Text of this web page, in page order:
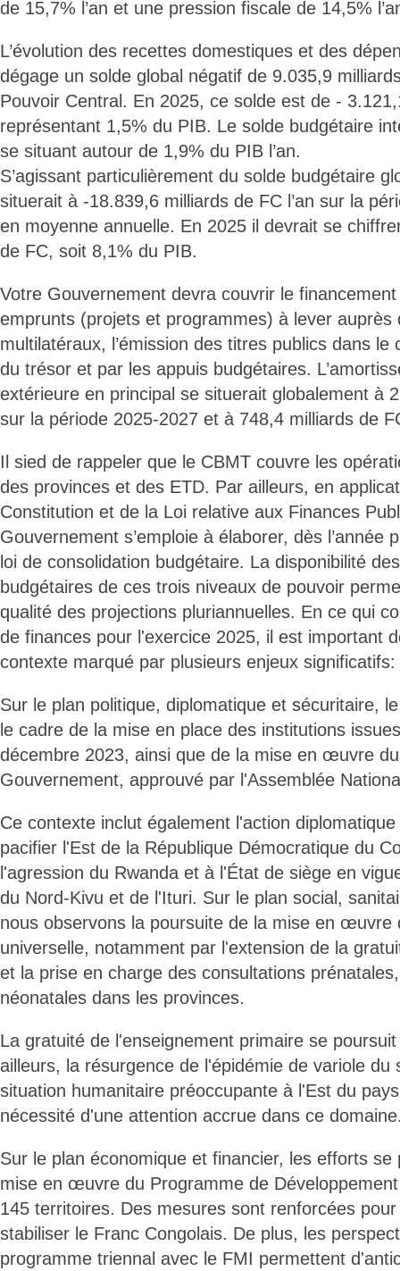
de 15,7% l’an et une pression fiscale de 14,5%
L’évolution des recettes domestiques et des
dégage un solde global négatif de 9.035,9
Pouvoir Central. En 2025, ce solde est de -
représentant 1,5% du PIB. Le solde budgétaire
se situant autour de 1,9% du PIB l’an.
S’agissant particulièrement du solde budgétaire
situerait à -18.839,6 milliards de FC l’an sur la
en moyenne annuelle. En 2025 il devrait se
de FC, soit 8,1% du PIB.
Votre Gouvernement devra couvrir le
emprunts (projets et programmes) à lever auprès
multilatéraux, l’émission des titres publics dans le
du trésor et par les appuis budgétaires.
extérieure en principal se situerait globalement à
sur la période 2025-2027 et à 748,4 milliards de
Il sied de rappeler que le CBMT couvre les
des provinces et des ETD. Par ailleurs, en
Constitution et de la Loi relative aux Finances
Gouvernement s’emploie à élaborer, dès l’année
loi de consolidation budgétaire. La disponibilité
budgétaires de ces trois niveaux de pouvoir
qualité des projections pluriannuelles. En ce qui
de finances pour l'exercice 2025, il est important
contexte marqué par plusieurs enjeux significatifs:
Sur le plan politique, diplomatique et sécuritaire,
le cadre de la mise en place des institutions
décembre 2023, ainsi que de la mise en œuvre
Gouvernement, approuvé par l'Assemblée
Ce contexte inclut également l'action
pacifier l'Est de la République Démocratique du
l'agression du Rwanda et à l'État de siège en
du Nord-Kivu et de l'Ituri. Sur le plan social,
nous observons la poursuite de la mise en œuvre
universelle, notamment par l'extension de la
et la prise en charge des consultations
néonatales dans les provinces.
La gratuité de l'enseignement primaire se
ailleurs, la résurgence de l'épidémie de variole du
situation humanitaire préoccupante à l'Est du
nécessité d'une attention accrue dans ce
Sur le plan économique et financier, les efforts se
mise en œuvre du Programme de
145 territoires. Des mesures sont renforcées
stabiliser le Franc Congolais. De plus, les
programme triennal avec le FMI permettent